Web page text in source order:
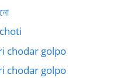
choti
chodar golpo
chodar golpo